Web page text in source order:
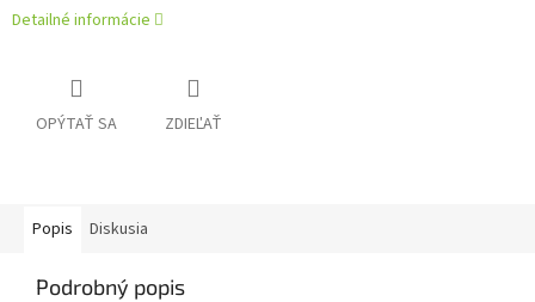
Detailné informácie
OPÝTAŤ SA ZDIEĽAŤ
Popis Diskusia
Podrobný popis